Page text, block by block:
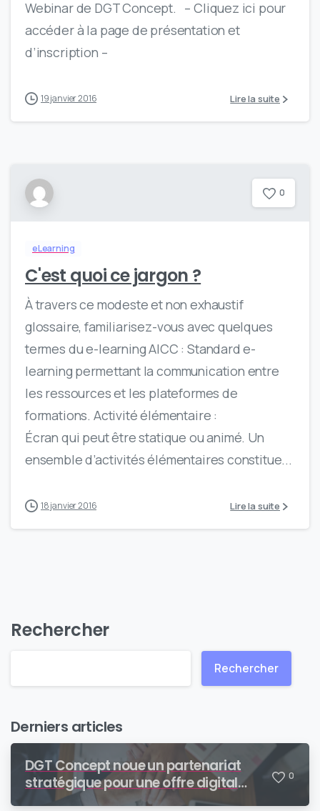
Webinar de DGT Concept. – Cliquez ici pour
accéder à la page de présentation et
d’inscription –
19 janvier 2016 Lire la suite
0
eLearning
C'est quoi ce jargon ?
À travers ce modeste et non exhaustif
glossaire, familiarisez-vous avec quelques
termes du e-learning AICC : Standard e-
learning permettant la communication entre
les ressources et les plateformes de
formations. Activité élémentaire :
Écran qui peut être statique ou animé. Un
ensemble d’activités élémentaires constitue...
18 janvier 2016 Lire la suite
Rechercher
Rechercher
Derniers articles
DGT Concept noue un partenariat
stratégique pour une offre digital
learning de bout en bout
0